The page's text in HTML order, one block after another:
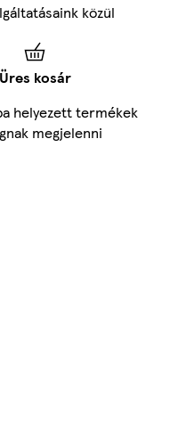
közül
Üres kosár
helyezett termékek
megjelenni